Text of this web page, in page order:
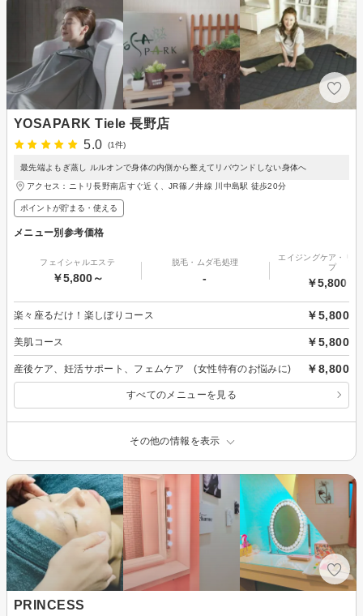
YOSAPARK Tiele 長野店
5.0
(1件)
最先端よもぎ蒸し ルルオンで身体の内側から整えてリバウンドしない身体へ
アクセス：ニトリ長野南店すぐ近く、JR篠ノ井線 川中島駅 徒歩20分
ポイントが貯まる・使える
メニュー別参考価格
フェイシャルエステ
￥5,800～
脱毛・ムダ毛処理
-
エイジングケア・リ
プ
￥5,800～
楽々座るだけ！楽しぼりコース ￥5,800
美肌コース ￥5,800
産後ケア、妊活サポート、フェムケア (女性特有のお悩みに) ￥8,800
すべてのメニューを見る
その他の情報を表示
PRINCESS